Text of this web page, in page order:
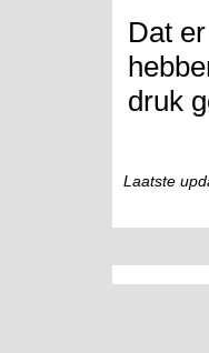
Dat
druk
Laatste